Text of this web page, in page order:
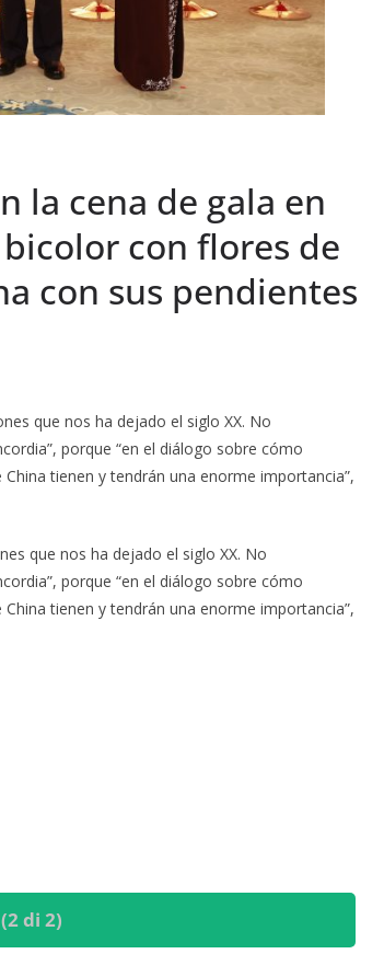
la cena de gala en
con flores de
con sus pendientes
que nos ha dejado el siglo XX. No
porque “en el diálogo sobre cómo
tienen y tendrán una enorme importancia”,
que nos ha dejado el siglo XX. No
porque “en el diálogo sobre cómo
tienen y tendrán una enorme importancia”,
(2 di 2)